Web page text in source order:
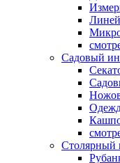
Садовый
Столярный